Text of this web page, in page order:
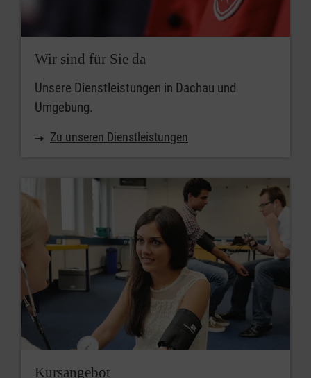
Passende Kurse suchen
Wir sind für Sie da
Unsere Dienstleistungen in Dachau und
Umgebung.
Zu unseren Dienstleistungen
Kursangebot